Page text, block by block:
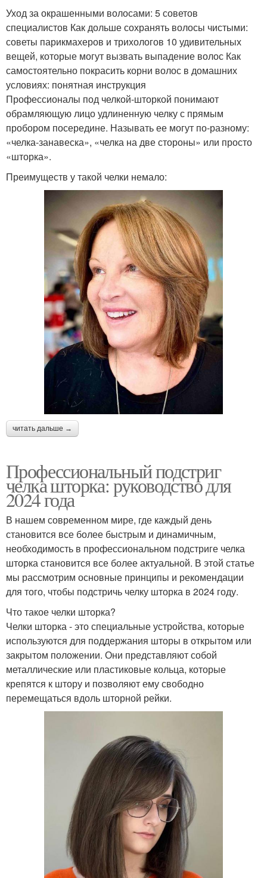
Уход за окрашенными волосами: 5 советов
специалистов Как дольше сохранять волосы чистыми:
советы парикмахеров и трихологов 10 удивительных
вещей, которые могут вызвать выпадение волос Как
самостоятельно покрасить корни волос в домашних
условиях: понятная инструкция
Профессионалы под челкой-шторкой понимают
обрамляющую лицо удлиненную челку с прямым
пробором посередине. Называть ее могут по-разному:
«челка-занавеска», «челка на две стороны» или просто
«шторка».
Преимуществ у такой челки немало:
читать дальше →
Профессиональный подстриг
челка шторка: руководство для
2024 года
В нашем современном мире, где каждый день
становится все более быстрым и динамичным,
необходимость в профессиональном подстриге челка
шторка становится все более актуальной. В этой статье
мы рассмотрим основные принципы и рекомендации
для того, чтобы подстричь челку шторка в 2024 году.
Что такое челки шторка?
Челки шторка - это специальные устройства, которые
используются для поддержания шторы в открытом или
закрытом положении. Они представляют собой
металлические или пластиковые кольца, которые
крепятся к штору и позволяют ему свободно
перемещаться вдоль шторной рейки.